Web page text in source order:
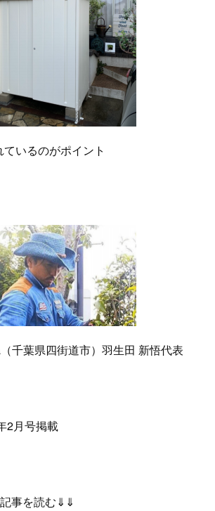
いるのがポイント
千葉県四街道市）羽生田 新悟代表
2月号掲載
事を読む⇓⇓